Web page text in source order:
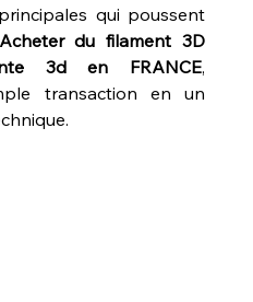
qui poussent
Acheter du filament 3D
3d en FRANCE,
transaction en un